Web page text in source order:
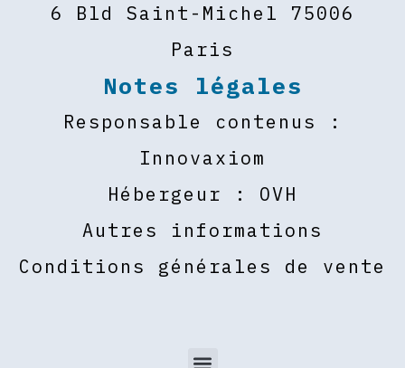
6 Bld Saint-Michel 75006
Paris
Notes légales
Responsable contenus :
Innovaxiom
Hébergeur : OVH
Autres informations
Conditions générales de vente